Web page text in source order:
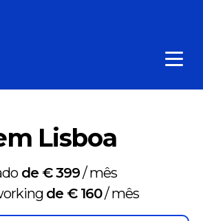
Lisboa
de € 399/mês
de € 160/mês